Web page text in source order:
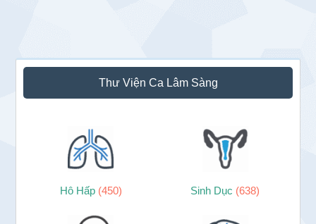
Sidebar
chính
Thư Viện Ca Lâm Sàng
Hô Hấp (450) Sinh Dục (638)